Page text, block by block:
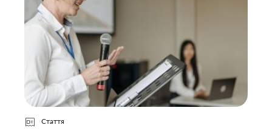
Стаття